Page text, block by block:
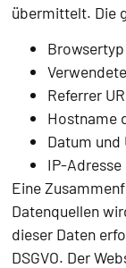
übermittelt. Die
Referrer
Hostname
Datum und
IP-Adresse
Eine
Datenquellen
dieser Daten
DSGVO. Der